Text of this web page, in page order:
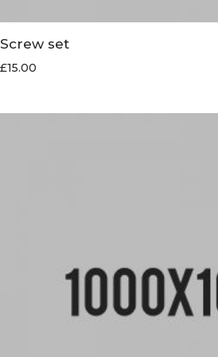
Screw set
£15.00